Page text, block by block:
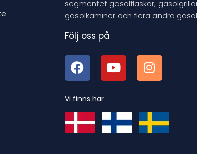
segmentet gasolflaskor,
gasolkaminer och flera andra
Följ oss på
Vi finns här